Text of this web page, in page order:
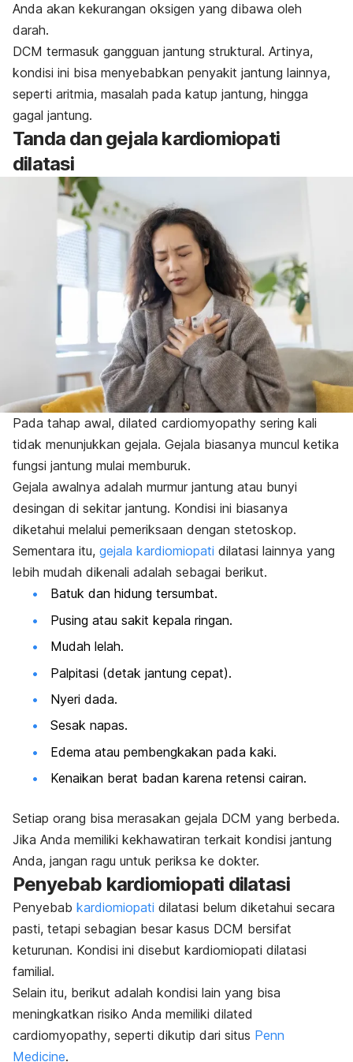
Anda akan kekurangan oksigen yang dibawa oleh
darah.
DCM termasuk gangguan jantung struktural. Artinya,
kondisi ini bisa menyebabkan penyakit jantung lainnya,
seperti aritmia, masalah pada katup jantung, hingga
gagal jantung.
Tanda dan gejala kardiomiopati
dilatasi
Pada tahap awal, dilated cardiomyopathy sering kali
tidak menunjukkan gejala. Gejala biasanya muncul ketika
fungsi jantung mulai memburuk.
Gejala awalnya adalah murmur jantung atau bunyi
desingan di sekitar jantung. Kondisi ini biasanya
diketahui melalui pemeriksaan dengan stetoskop.
Sementara itu, gejala kardiomiopati dilatasi lainnya yang
lebih mudah dikenali adalah sebagai berikut.
Batuk dan hidung tersumbat.
Pusing atau sakit kepala ringan.
Mudah lelah.
Palpitasi (detak jantung cepat).
Nyeri dada.
Sesak napas.
Edema atau pembengkakan pada kaki.
Kenaikan berat badan karena retensi cairan.
Setiap orang bisa merasakan gejala DCM yang berbeda.
Jika Anda memiliki kekhawatiran terkait kondisi jantung
Anda, jangan ragu untuk periksa ke dokter.
Penyebab kardiomiopati dilatasi
Penyebab kardiomiopati dilatasi belum diketahui secara
pasti, tetapi sebagian besar kasus DCM bersifat
keturunan. Kondisi ini disebut kardiomiopati dilatasi
familial.
Selain itu, berikut adalah kondisi lain yang bisa
meningkatkan risiko Anda memiliki dilated
cardiomyopathy, seperti dikutip dari situs Penn
Medicine.